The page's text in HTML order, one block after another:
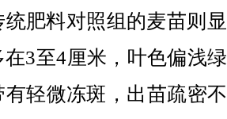
料对照组的麦苗则
3至4厘米，叶色偏浅
有轻微冻斑，出苗疏